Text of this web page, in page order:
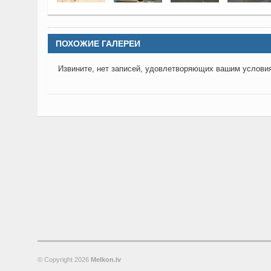
ПОХОЖИЕ ГАЛЕРЕИ
Извините, нет записей, удовлетворяющих вашим
© Copyright 2026 Melkon.lv